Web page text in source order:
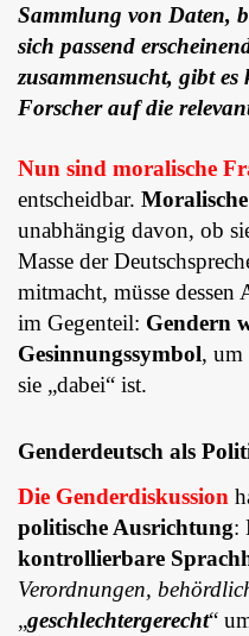
Sammlung von Daten,
sich passend
zusammensucht, gibt
Forscher auf die
Nun sind moralische
entscheidbar.
unabhängig davon, ob
Masse der
mitmacht, müsse
im Gegenteil: Gendern
Gesinnungssymbol, um
sie „dabei“ ist.
Genderdeutsch als
Die Genderdiskussion
politische Ausrichtung:
kontrollierbare
Verordnungen,
„geschlechtergerecht“